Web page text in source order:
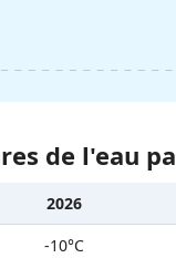
de l'eau
2026
-10°C